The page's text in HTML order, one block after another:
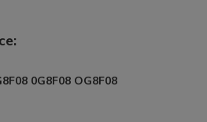
0G8F08 OG8F08